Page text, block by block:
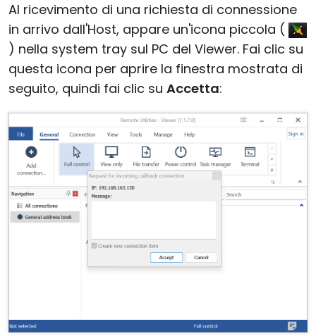
Al ricevimento di una richiesta di connessione
in arrivo dall'Host, appare un'icona piccola (
) nella system tray sul PC del Viewer. Fai clic su
questa icona per aprire la finestra mostrata di
seguito, quindi fai clic su Accetta: